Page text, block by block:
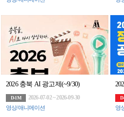
2026 충북 AI 광고제(~9/30)
D-1M
2026-07-02 ~ 2026-09-30
영상/애니메이션
영